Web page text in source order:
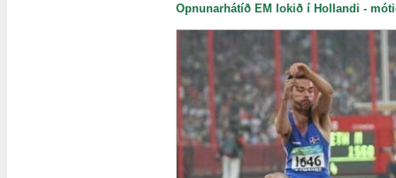
Opnunarhátíð EM lokið í Hollandi -